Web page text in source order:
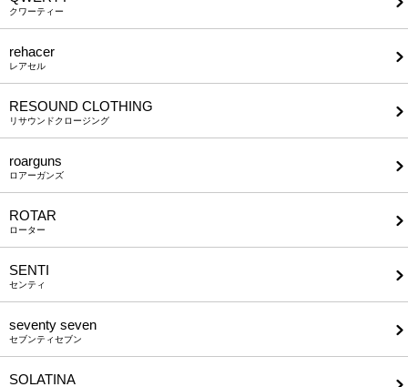
クワーティー
rehacer
レアセル
RESOUND CLOTHING
リサウンドクロージング
roarguns
ロアーガンズ
ROTAR
ローター
SENTI
センティ
seventy seven
セブンティセブン
SOLATINA